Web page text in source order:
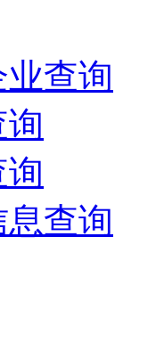
查询
查询